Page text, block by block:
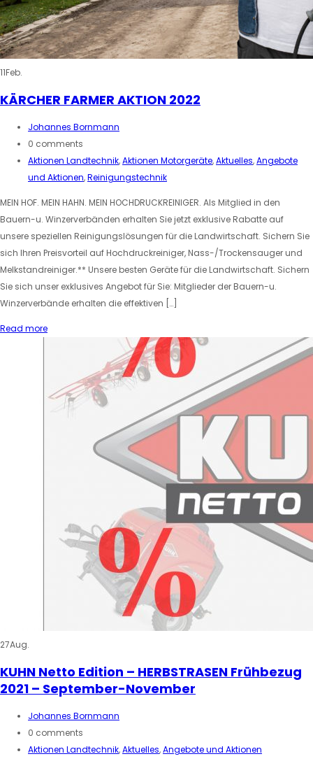
11Feb.
KÄRCHER FARMER AKTION 2022
Johannes Bornmann
0 comments
Aktionen Landtechnik,Aktionen Motorgeräte,Aktuelles,Angebote
und Aktionen,Reinigungstechnik
MEIN HOF. MEIN HAHN. MEIN HOCHDRUCKREINIGER. Als Mitglied in den
Bauern-u. Winzerverbänden erhalten Sie jetzt exklusive Rabatte auf
unsere speziellen Reinigungslösungen für die Landwirtschaft. Sichern Sie
sich Ihren Preisvorteil auf Hochdruckreiniger, Nass-/Trockensauger und
Melkstandreiniger.** Unsere besten Geräte für die Landwirtschaft. Sichern
Sie sich unser exklusives Angebot für Sie: Mitglieder der Bauern-u.
Winzerverbände erhalten die effektiven […]
Read more
27Aug.
KUHN Netto Edition – HERBSTRASEN Frühbezug
2021 – September-November
Johannes Bornmann
0 comments
Aktionen Landtechnik,Aktuelles,Angebote und Aktionen